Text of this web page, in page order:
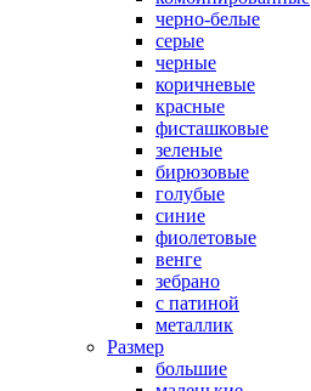
черно-белые
серые
черные
коричневые
красные
фисташковые
зеленые
бирюзовые
голубые
синие
фиолетовые
венге
зебрано
с патиной
металлик
Размер
большие